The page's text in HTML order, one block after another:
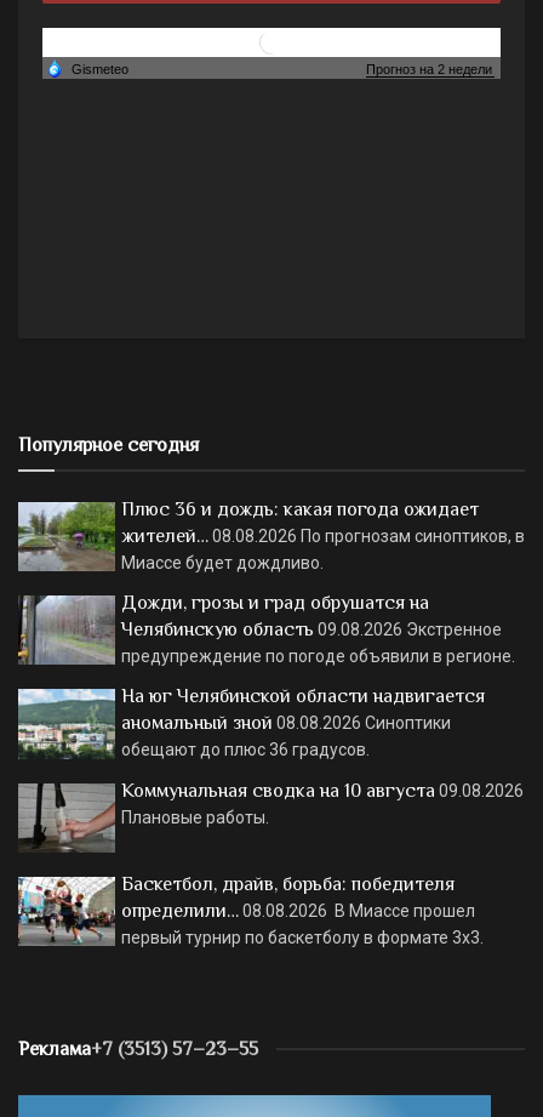
Популярное сегодня
Плюс 36 и дождь: какая погода ожидает
жителей…08.08.2026 По прогнозам синоптиков, в
Миассе будет дождливо.
Дожди, грозы и град обрушатся на
Челябинскую область 09.08.2026 Экстренное
предупреждение по погоде объявили в регионе.
На юг Челябинской области надвигается
аномальный зной 08.08.2026 Синоптики
обещают до плюс 36 градусов.
Коммунальная сводка на 10 августа 09.08.2026
Плановые работы.
Баскетбол, драйв, борьба: победителя
определили…08.08.2026 В Миассе прошел
первый турнир по баскетболу в формате 3х3.
Реклама+7 (3513) 57–23–55